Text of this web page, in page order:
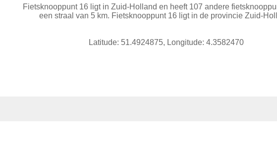
Fietsknooppunt 16 ligt in Zuid-Holland en heeft 107 andere
een straal van 5 km. Fietsknooppunt 16 ligt in de provincie Zuid-
Latitude: 51.4924875, Longitude: 4.3582470